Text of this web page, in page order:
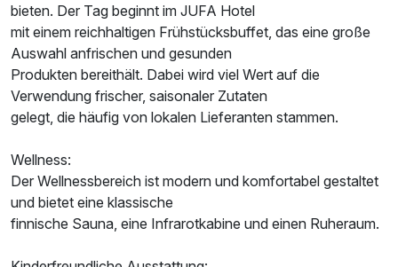
Maisonettezimmer
2 Erwachsene und 2 Kinder
bieten. Der Tag beginnt im JUFA Hotel
mit einem reichhaltigen Frühstücksbuffet, das eine große
Auswahl anfrischen und gesunden
Produkten bereithält. Dabei wird viel Wert auf die
Verwendung frischer, saisonaler Zutaten
gelegt, die häufig von lokalen Lieferanten stammen.
Wellness:
Der Wellnessbereich ist modern und komfortabel gestaltet
und bietet eine klassische
finnische Sauna, eine Infrarotkabine und einen Ruheraum.